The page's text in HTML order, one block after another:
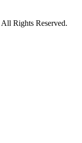
Rights Reserved.